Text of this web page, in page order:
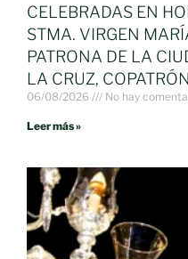
CELEBRADAS EN
STMA. VIRGEN
PATRONA DE LA
LA CRUZ,
06/08/2026 No hay
Leer más »